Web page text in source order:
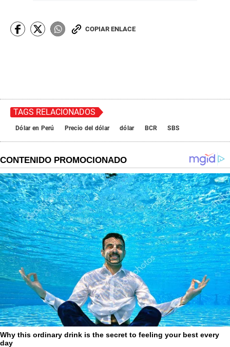
COPIAR ENLACE
TAGS RELACIONADOS
Dólar en Perú Precio del dólar dólar BCR SBS